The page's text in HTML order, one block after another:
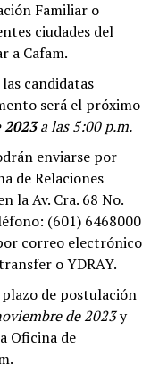
Familiar o
ciudades del
a Cafam.
candidatas
será el próximo
2023a las 5:00 p.m.
enviarse por
de Relaciones
la Av. Cra. 68 No.
(601) 6468000
correo electrónico
o YDRAY.
de postulación
de 2023y
Oficina de